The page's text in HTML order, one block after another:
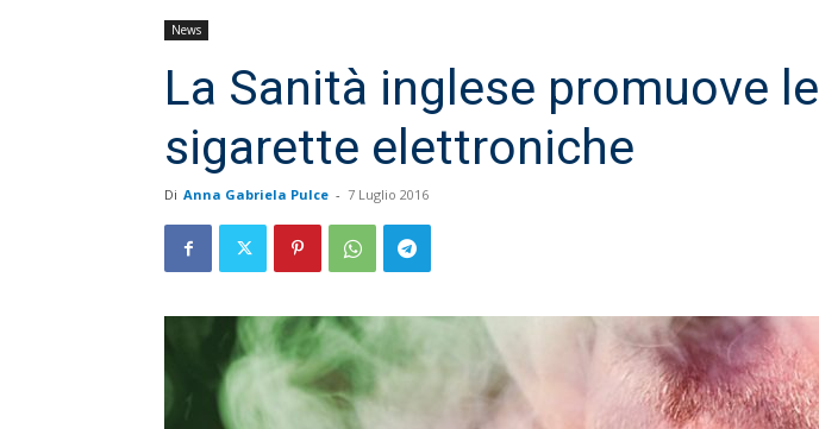
News
La Sanità inglese promuove le
sigarette elettroniche
Di Anna Gabriela Pulce - 7 Luglio 2016